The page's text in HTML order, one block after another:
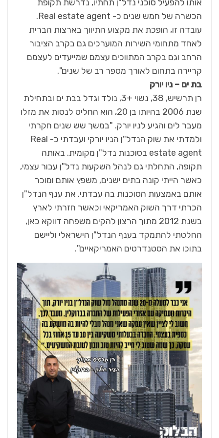
אותו להפעיל סוכני נדל"ן תחתיו, נדרשת תקופת
הכשרה של חמש שנים כ- Real estate agent.
עובדה זו, הופכת את מקצוע התיווך בארצות הברית
לאחד מתחומי השירות המוערכים גם בקרב הציבור
הרחב וגם בקרב המתווכים עצמם שמייעדים לעצמם
קריירה בתחום לאורך מספר רב של שנים".
בת ים – ניו יורק
רן תרשיש, 38, נשוי +3, נולד וגדל בבת ים ובתחילת
שנת 2006 בהיותו בן 20, הוא החליט לנסות את מזלו
מעבר לים והגיע לניו יורק. "במשך שש שנים חקרתי
ולמדתי את שוק הנדל"ן הניו יורקי ועבדתי כ- Real
estate agent בסוכנות נדל"ן מקומית. באותה
תקופה, התחלתי גם לנהל השקעות נדל"ן עבור עצמי,
כאשר הייתי קונה בתים ישנים, משפץ אותם ומוכר
אותם באמצעות הסוכנות בה עבדתי. את ענף הנדל"ן
הכרתי דרך השוק האמריקאי וכאשר חזרתי לארץ
בשנת 2012 מתוך הרצון להקים משפחה דווקא כאן,
החלטתי להתמקד בענף הנדל"ן הישראלי וליישם
בתוכו את הסטנדרטים האמריקאיים".